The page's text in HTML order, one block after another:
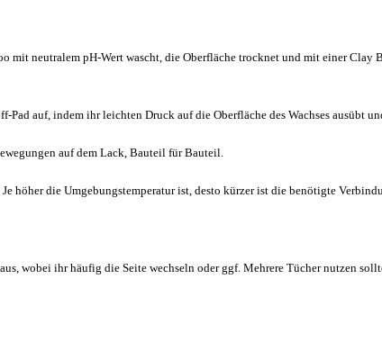
mit neutralem pH-Wert wascht, die Oberfläche trocknet und mit einer Clay
Pad auf, indem ihrleichten Druck auf die Oberfläche des Wachses ausübt
auf dem Lack, Bauteil für Bauteil.
höher die Umgebungstemperatur ist, desto kürzer ist die benötigte
wobei ihrhäufig die Seite wechseln oder ggf. Mehrere Tücher nutzen